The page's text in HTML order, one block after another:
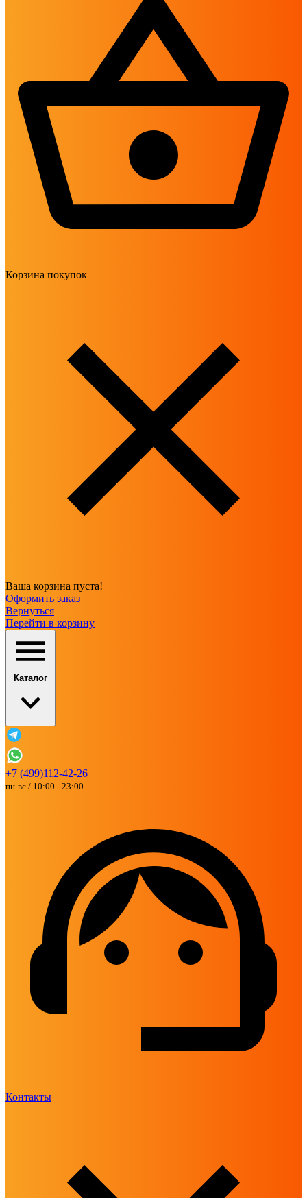
Корзина покупок
Ваша корзина пуста!
Оформить заказ
Вернуться
Перейти в корзину
Каталог
+7 (499)112-42-26
пн-вс / 10:00 - 23:00
Контакты